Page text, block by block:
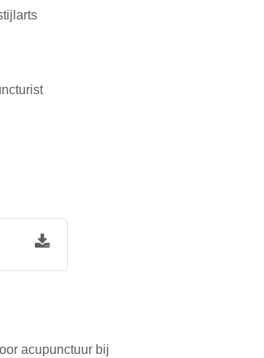
acupunctuur bij